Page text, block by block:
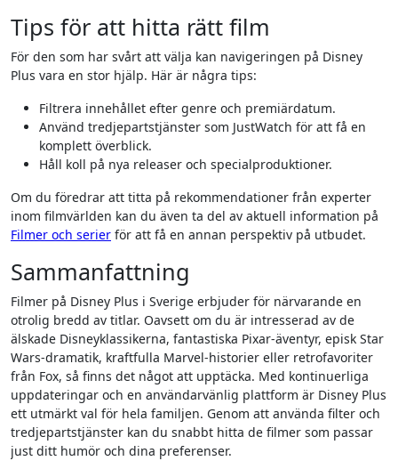
Tips för att hitta rätt film
För den som har svårt att välja kan navigeringen på Disney
Plus vara en stor hjälp. Här är några tips:
Filtrera innehållet efter genre och premiärdatum.
Använd tredjepartstjänster som JustWatch för att få en
komplett överblick.
Håll koll på nya releaser och specialproduktioner.
Om du föredrar att titta på rekommendationer från experter
inom filmvärlden kan du även ta del av aktuell information på
Filmer och serier för att få en annan perspektiv på utbudet.
Sammanfattning
Filmer på Disney Plus i Sverige erbjuder för närvarande en
otrolig bredd av titlar. Oavsett om du är intresserad av de
älskade Disneyklassikerna, fantastiska Pixar-äventyr, episk Star
Wars-dramatik, kraftfulla Marvel-historier eller retrofavoriter
från Fox, så finns det något att upptäcka. Med kontinuerliga
uppdateringar och en användarvänlig plattform är Disney Plus
ett utmärkt val för hela familjen. Genom att använda filter och
tredjepartstjänster kan du snabbt hitta de filmer som passar
just ditt humör och dina preferenser.